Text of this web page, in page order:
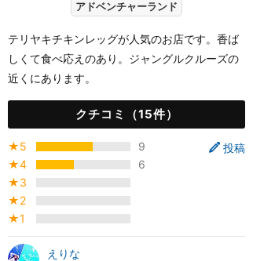
アドベンチャーランド
テリヤキチキンレッグが人気のお店です。香ば
しくて食べ応えのあり。ジャングルクルーズの
近くにあります。
クチコミ（15件）
投稿
★5
9
★4
6
★3
★2
★1
えりな